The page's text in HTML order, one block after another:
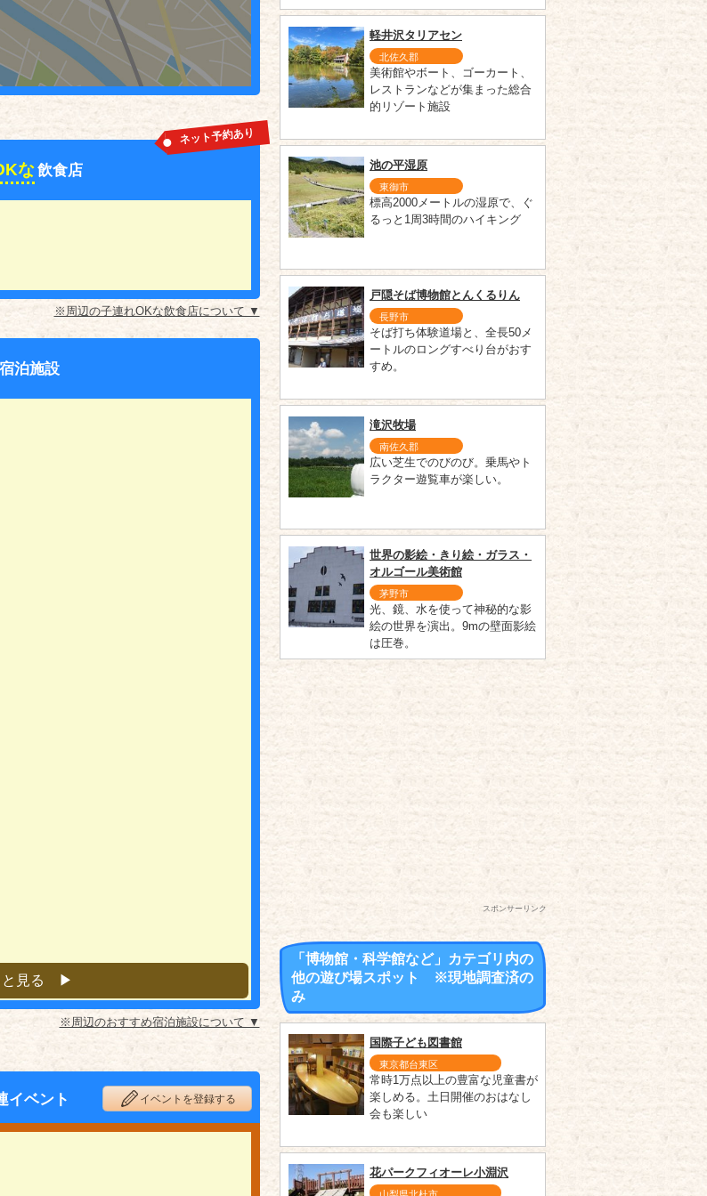
な飲食店
ネット予約あり
※周辺の子連れOKな飲食店について ▼
泊施設
と見る ▶︎
※周辺のおすすめ宿泊施設について ▼
イベント イベントを登録する
軽井沢タリアセン
北佐久郡
美術館やボート、ゴーカート、
レストランなどが集まった総合
的リゾート施設
池の平湿原
東御市
標高2000メートルの湿原で、ぐ
るっと1周3時間のハイキング
戸隠そば博物館とんくるりん
長野市
そば打ち体験道場と、全長50メ
ートルのロングすべり台がおす
すめ。
滝沢牧場
南佐久郡
広い芝生でのびのび。乗馬やト
ラクター遊覧車が楽しい。
世界の影絵・きり絵・ガラス・
オルゴール美術館
茅野市
光、鏡、水を使って神秘的な影
絵の世界を演出。9mの壁面影絵
は圧巻。
スポンサーリンク
「博物館・科学館など」カテゴリ内の
他の遊び場スポット ※現地調査済の
み
国際子ども図書館
東京都台東区
常時1万点以上の豊富な児童書が
楽しめる。土日開催のおはなし
会も楽しい
花パークフィオーレ小淵沢
山梨県北杜市